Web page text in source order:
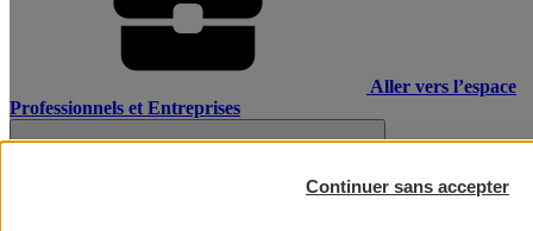
Aller vers l’espace
Professionnels et Entreprises
Continuer sans accepter